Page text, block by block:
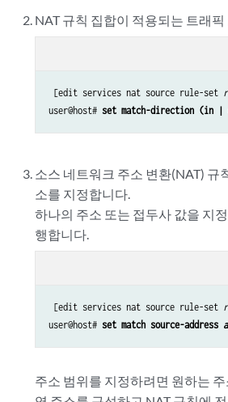
NAT 규칙 집합이 적용되는 트래
[edit services nat source rule-set
user@host# set match-direction (in |
소스 네트워크 주소 변환(NAT) 규
소를 지정합니다.
하나의 주소 또는 접두사 값을 지
행합니다.
[edit services nat source rule-set
user@host# set match source-address
주소 범위를 지정하려면 원하는